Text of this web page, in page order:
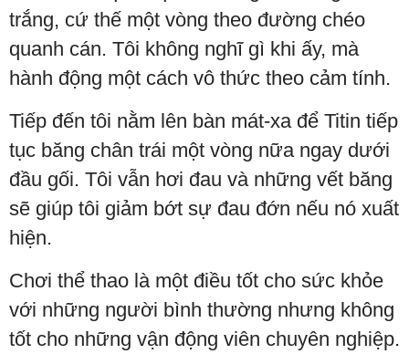
trắng, cứ thế một vòng theo đường chéo
quanh cán. Tôi không nghĩ gì khi ấy, mà
hành động một cách vô thức theo cảm tính.
Tiếp đến tôi nằm lên bàn mát-xa để Titin tiếp
tục băng chân trái một vòng nữa ngay dưới
đầu gối. Tôi vẫn hơi đau và những vết băng
sẽ giúp tôi giảm bớt sự đau đớn nếu nó xuất
hiện.
Chơi thể thao là một điều tốt cho sức khỏe
với những người bình thường nhưng không
tốt cho những vận động viên chuyên nghiệp.